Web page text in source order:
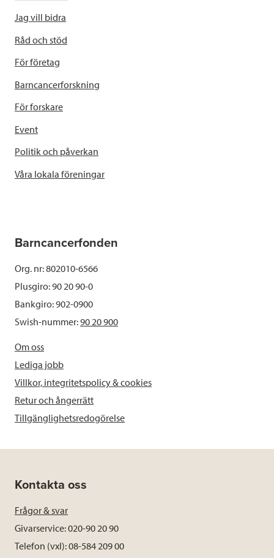
Jag vill bidra
Råd och stöd
För företag
Barncancerforskning
För forskare
Event
Politik och påverkan
Våra lokala föreningar
Barncancerfonden
Org. nr: 802010-6566
Plusgiro: 90 20 90-0
Bankgiro: 902-0900
Swish-nummer:90 20 900
Om oss
Lediga jobb
Villkor, integritetspolicy & cookies
Retur och ångerrätt
Tillgänglighetsredogörelse
Kontakta oss
Frågor & svar
Givarservice: 020-90 20 90
Telefon (vxl): 08-584 209 00